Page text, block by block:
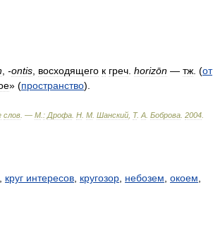
-ontis восходящего к греч horizōn — тж . (от
» (пространство).
слов . — М : Дрофа Н М Шанский Т. А Боброва 2004
круг интересов кругозор небозем окоем